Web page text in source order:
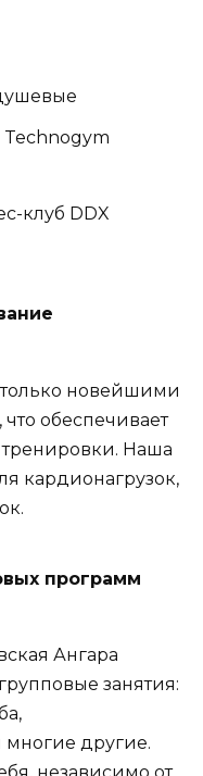
клуб DDX
новейшими
обеспечивает
Наша
кардионагрузок,
программ
Ангара
занятия:
другие.